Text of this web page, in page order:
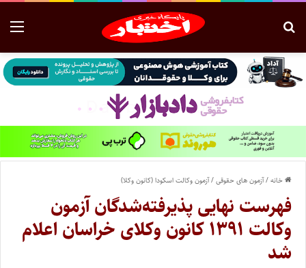
خانه/آزمون های حقوقی/آزمون وکالت اسکودا (کانون وکلا)
فهرست نهایی پذیرفته‌شدگان آزمون
وکالت ۱۳۹۱ کانون وکلای خراسان اعلام
شد